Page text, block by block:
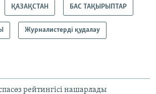
ҚАЗАҚСТАН БАС ТАҚЫРЫПТАР
Журналистерді қудалау
рейтингісі нашарлады